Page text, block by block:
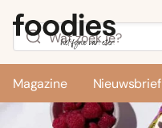
Magazine Nieuwsbrief